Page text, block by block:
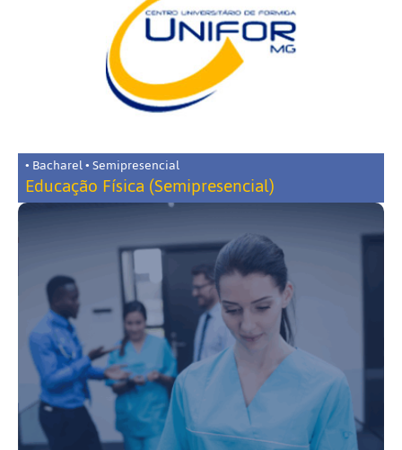
• Bacharel • Semipresencial
Educação Física (Semipresencial)